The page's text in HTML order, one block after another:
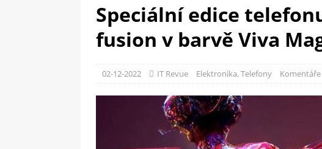
kanceláře i domácnosti
HARDWARE
Nová řada
C5100 a 6100
PERIFERIE
[ 06-05-2025 ] Blockchain a růst krypto
SOFTWARE
Speciální edice
fusion v barvě Viva
02-12-2022 IT Revue Elektronika, Telefony